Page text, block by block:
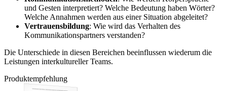
und Gesten interpretiert? Welche Bedeutung haben Wörter?
Welche Annahmen werden aus einer Situation abgeleitet?
Vertrauensbildung: Wie wird das Verhalten des
Kommunikationspartners verstanden?
Die Unterschiede in diesen Bereichen beeinflussen wiederum die
Leistungen interkultureller Teams.
Produktempfehlung